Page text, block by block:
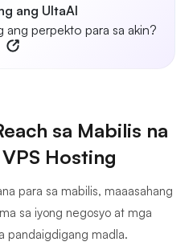
ang UltaAI
ang perpekto para sa akin?
sa Mabilis na
Hosting
para sa mabilis, maaasahang
sa iyong negosyo at mga
pandaigdigang madla.